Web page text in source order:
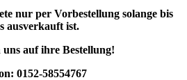
nur per Vorbestellung solange bis
ausverkauft ist.
auf ihre Bestellung!
0152-58554767